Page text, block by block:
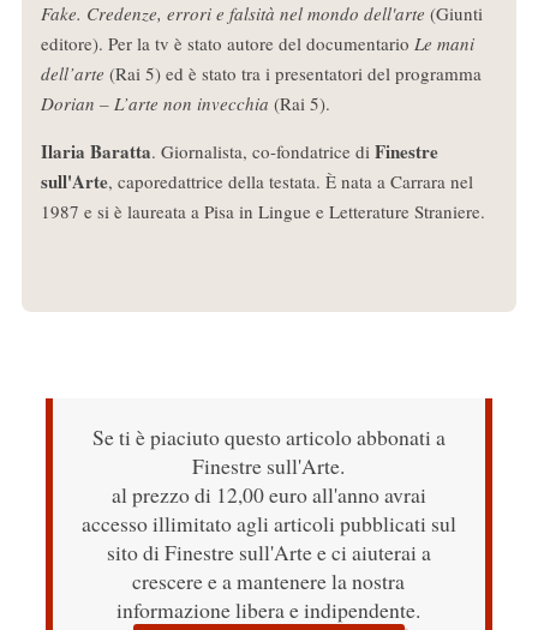
Fake. Credenze, errori e falsità nel mondo dell'arte (Giunti
editore). Per la tv è stato autore del documentario Le mani
dell’arte (Rai 5) ed è stato tra i presentatori del programma
Dorian – L’arte non invecchia (Rai 5).
Ilaria Baratta. Giornalista, co-fondatrice di Finestre
sull'Arte, caporedattrice della testata. È nata a Carrara nel
1987 e si è laureata a Pisa in Lingue e Letterature Straniere.
Se ti è piaciuto questo articolo abbonati a
Finestre sull'Arte.
al prezzo di 12,00 euro all'anno avrai
accesso illimitato agli articoli pubblicati sul
sito di Finestre sull'Arte e ci aiuterai a
crescere e a mantenere la nostra
informazione libera e indipendente.